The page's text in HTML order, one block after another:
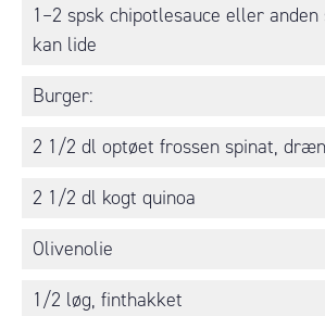
1–2 spsk chipotlesauce eller
kan lide
Burger:
2 1/2 dl optøet frossen spinat,
2 1/2 dl kogt quinoa
Olivenolie
1/2 løg, finthakket